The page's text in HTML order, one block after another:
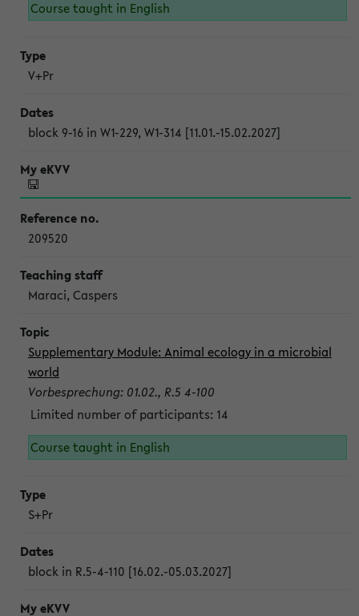
Course taught in English
V+Pr
block 9-16 in W1-229, W1-314 [11.01.-15.02.2027]
209520
Maraci, Caspers
Supplementary Module: Animal ecology in a microbial
world
Vorbesprechung: 01.02., R.5 4-100
Limited number of participants: 14
Course taught in English
S+Pr
block in R.5-4-110 [16.02.-05.03.2027]